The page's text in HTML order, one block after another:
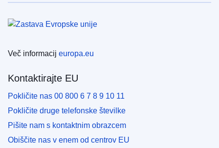
Več informacij europa.eu
Kontaktirajte EU
Pokličite nas 00 800 6 7 8 9 10 11
Pokličite druge telefonske številke
Pišite nam s kontaktnim obrazcem
Obiščite nas v enem od centrov EU